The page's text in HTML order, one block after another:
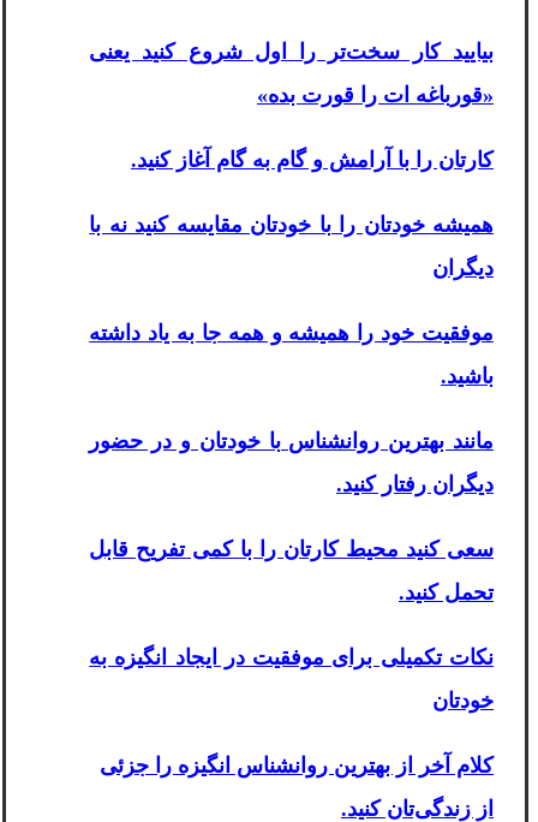
بیایید کار سخت‌تر را اول شروع کنید یعنی
«قورباغه ات را قورت بده»
کارتان را با آرامش و گام به گام آغاز کنید.
همیشه خودتان را با خودتان مقایسه کنید نه با
دیگران
موفقیت خود را همیشه و همه جا به یاد داشته
باشید.
مانند بهترین روانشناس با خودتان و در حضور
دیگران رفتار کنید.
سعی کنید محیط کارتان را با کمی تفریح قابل
تحمل کنید.
نکات تکمیلی برای موفقیت در ایجاد انگیزه به
خودتان
کلام آخر از بهترین روانشناس انگیزه را جزئی
از زندگی‌تان کنید.